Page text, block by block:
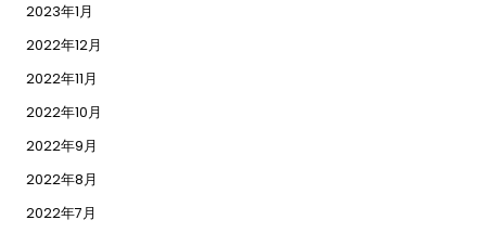
2023年1月
2022年12月
2022年11月
2022年10月
2022年9月
2022年8月
2022年7月